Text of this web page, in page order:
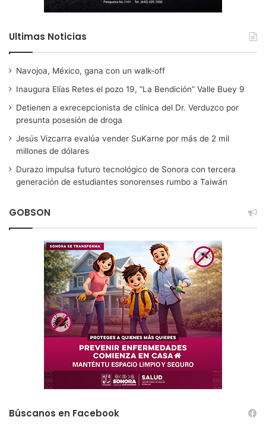
Ultimas Noticias
Navojoa, México, gana con un walk-off
Inaugura Elías Retes el pozo 19, “La Bendición” Valle Buey 9
Detienen a exrecepcionista de clínica del Dr. Verduzco por
presunta posesión de droga
Jesús Vizcarra evalúa vender SuKarne por más de 2 mil
millones de dólares
Durazo impulsa futuro tecnológico de Sonora con tercera
generación de estudiantes sonorenses rumbo a Taiwán
GOBSON
Búscanos en Facebook